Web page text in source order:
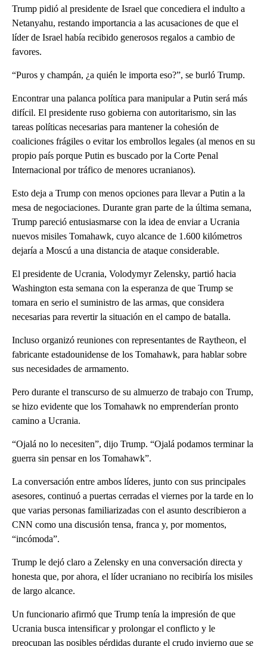
Trump pidió al presidente de Israel que concediera el indulto a
Netanyahu, restando importancia a las acusaciones de que el
líder de Israel había recibido generosos regalos a cambio de
favores.
“Puros y champán, ¿a quién le importa eso?”, se burló Trump.
Encontrar una palanca política para manipular a Putin será más
difícil. El presidente ruso gobierna con autoritarismo, sin las
tareas políticas necesarias para mantener la cohesión de
coaliciones frágiles o evitar los embrollos legales (al menos en su
propio país porque Putin es buscado por la Corte Penal
Internacional por tráfico de menores ucranianos).
Esto deja a Trump con menos opciones para llevar a Putin a la
mesa de negociaciones. Durante gran parte de la última semana,
Trump pareció entusiasmarse con la idea de enviar a Ucrania
nuevos misiles Tomahawk, cuyo alcance de 1.600 kilómetros
dejaría a Moscú a una distancia de ataque considerable.
El presidente de Ucrania, Volodymyr Zelensky, partió hacia
Washington esta semana con la esperanza de que Trump se
tomara en serio el suministro de las armas, que considera
necesarias para revertir la situación en el campo de batalla.
Incluso organizó reuniones con representantes de Raytheon, el
fabricante estadounidense de los Tomahawk, para hablar sobre
sus necesidades de armamento.
Pero durante el transcurso de su almuerzo de trabajo con Trump,
se hizo evidente que los Tomahawk no emprenderían pronto
camino a Ucrania.
“Ojalá no lo necesiten”, dijo Trump. “Ojalá podamos terminar la
guerra sin pensar en los Tomahawk”.
La conversación entre ambos líderes, junto con sus principales
asesores, continuó a puertas cerradas el viernes por la tarde en lo
que varias personas familiarizadas con el asunto describieron a
CNN como una discusión tensa, franca y, por momentos,
“incómoda”.
Trump le dejó claro a Zelensky en una conversación directa y
honesta que, por ahora, el líder ucraniano no recibiría los misiles
de largo alcance.
Un funcionario afirmó que Trump tenía la impresión de que
Ucrania busca intensificar y prolongar el conflicto y le
preocupan las posibles pérdidas durante el crudo invierno que se